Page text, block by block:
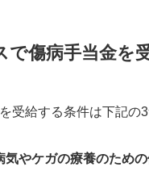
で傷病手当金を
受給する条件は下記の3
やケガの療養のため